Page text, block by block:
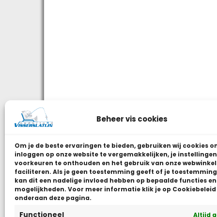
Beheer vis cookies
Om je de beste ervaringen te bieden, gebruiken wij cookies
inloggen op onze website te vergemakkelijken, je
voorkeuren te onthouden en het gebruik van onze
faciliteren. Als je geen toestemming geeft of je
kan dit een nadelige invloed hebben op bepaalde functies en
mogelijkheden. Voor meer informatie klik je op Cookiebeleid
onderaan deze pagina.
Functioneel Altijd